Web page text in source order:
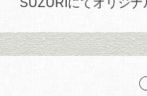
SUZURIにてオリジナ